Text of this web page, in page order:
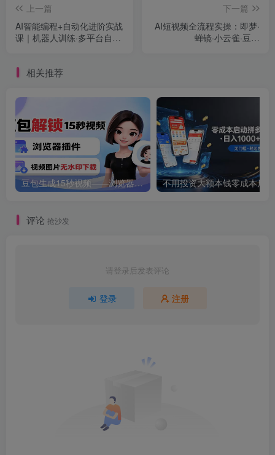
上一篇
AI智能编程+自动化进阶实战
课｜机器人训练·多平台自动
下一篇
AI短视频全流程实操：即梦·
蝉镜·小云雀·豆包
相关推荐
豆包生成15秒视频——浏览器插件：豆包/Dola 视频图片无水印下载 + 解锁15秒视频生成
评论 抢沙发
请登录后发表评论
登录 注册